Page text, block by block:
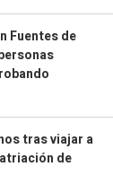
Fuentes de
tras viajar a
de